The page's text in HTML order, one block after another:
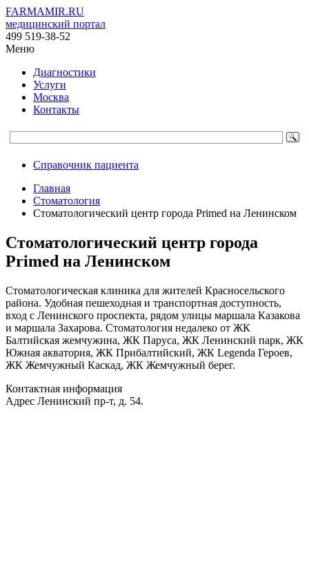
FARMAMIR.RU
медицинский портал
499 519-38-52
Меню
Диагностики
Услуги
Москва
Контакты
Справочник пациента
Главная
Стоматология
Стоматологический центр города Primed на Ленинском
Стоматологический центр города
Primed на Ленинском
Стоматологическая клиника для жителей Красносельского
района. Удобная пешеходная и транспортная доступность,
вход с Ленинского проспекта, рядом улицы маршала Казакова
и маршала Захарова. Стоматология недалеко от ЖК
Балтийская жемчужина, ЖК Паруса, ЖК Ленинский парк, ЖК
Южная акватория, ЖК Прибалтийский, ЖК Legenda Героев,
ЖК Жемчужный Каскад, ЖК Жемчужный берег.
Контактная информация
Адрес Ленинский пр-т, д. 54.